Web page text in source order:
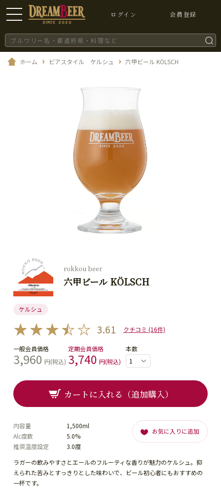
ログイン 会員登録
ホーム ビアスタイル ケルシュ 六甲ビール KÖLSCH
rokkou beer
六甲ビール KÖLSCH
ケルシュ
3.61 クチコミ (16件)
ラガーの飲みやすさとエールのフルーティな香りが魅力のケルシュ。抑
えられた苦みとすっきりとした味わいで、ビール初心者にもおすすめの
一杯です。
一般会員価格
3,960 円(税込)
定期会員価格
3,740 円(税込)
本数
内容量
1,500ml
Alc度数
5.0%
推奨温度設定
3.0度
お気に入りに追加
カートに入れる（追加購入）